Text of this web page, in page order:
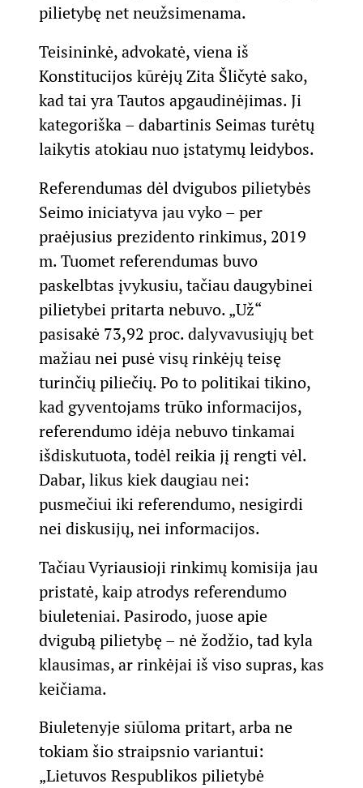
pilietybę net neužsimenama.
Teisininkė, advokatė, viena iš
Konstitucijos kūrėjų Zita Šličytė sako,
kad tai yra Tautos apgaudinėjimas. Ji
kategoriška – dabartinis Seimas turėtų
laikytis atokiau nuo įstatymų leidybos.
Referendumas dėl dvigubos pilietybės
Seimo iniciatyva jau vyko – per
praėjusius prezidento rinkimus, 2019
m. Tuomet referendumas buvo
paskelbtas įvykusiu, tačiau daugybinei
pilietybei pritarta nebuvo. „Už“
pasisakė 73,92 proc. dalyvavusiųjų bet
mažiau nei pusė visų rinkėjų teisę
turinčių piliečių. Po to politikai tikino,
kad gyventojams trūko informacijos,
referendumo idėja nebuvo tinkamai
išdiskutuota, todėl reikia jį rengti vėl.
Dabar, likus kiek daugiau nei:
pusmečiui iki referendumo, nesigirdi
nei diskusijų, nei informacijos.
Tačiau Vyriausioji rinkimų komisija jau
pristatė, kaip atrodys referendumo
biuleteniai. Pasirodo, juose apie
dvigubą pilietybę – nė žodžio, tad kyla
klausimas, ar rinkėjai iš viso supras, kas
keičiama.
Biuletenyje siūloma pritart, arba ne
tokiam šio straipsnio variantui:
„Lietuvos Respublikos pilietybė